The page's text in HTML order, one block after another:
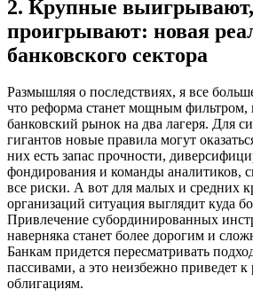
2. Крупные
проигрывают: новая
банковского сектора
Размышляя о последствиях, я все
что реформа станет мощным фильтром,
банковский рынок на два лагеря. Для
гигантов новые правила могут
них есть запас прочности,
фондирования и команды аналитиков,
все риски. А вот для малых и средних
организаций ситуация выглядит куда
Привлечение субординированных
наверняка станет более дорогим и
Банкам придется пересматривать
пассивами, а это неизбежно приведет к
облигациям.